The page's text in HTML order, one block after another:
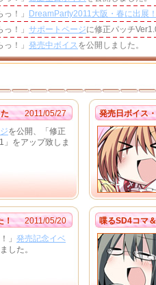
っ！」 DreamParty2011大阪・春に出展
っ！」 サポートページに修正パッチ
っ！」 発売中ボイス を公開しました。
2011/05/27
を公開、「修正
」をアップ致しま
発売日ボイス
！
2011/05/20
」 発売記念イベ
した。
喋るSD4コマ